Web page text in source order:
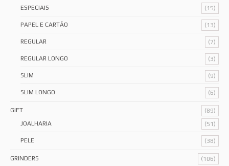
ESPECIAIS (15)
PAPEL E CARTÃO (13)
REGULAR (7)
REGULAR LONGO (3)
SLIM (9)
SLIM LONGO (6)
GIFT
(89)
JOALHARIA
(51)
PELE (38)
GRINDERS (106)